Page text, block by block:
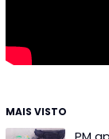
MAIS VISTO